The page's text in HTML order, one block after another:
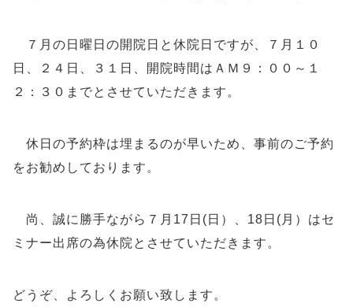
７月の日曜日の開院日と休院日ですが、７月１０
日、２４日、３１日、開院時間はＡＭ９：００～１
２：３０までとさせていただきます。
休日の予約枠は埋まるのが早いため、事前のご予約
をお勧めしております。
尚、誠に勝手ながら７月17日(日）、18日(月）はセ
ミナー出席の為休院とさせていただきます。
どうぞ、よろしくお願い致します。